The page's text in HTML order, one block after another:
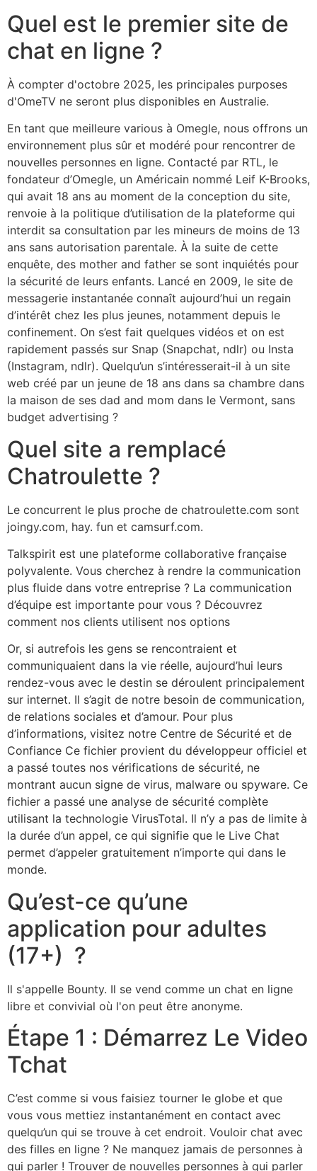
Quel est le premier site de
chat en ligne ?
À compter d'octobre 2025, les principales purposes
d'OmeTV ne seront plus disponibles en Australie.
En tant que meilleure various à Omegle, nous offrons un
environnement plus sûr et modéré pour rencontrer de
nouvelles personnes en ligne. Contacté par RTL, le
fondateur d’Omegle, un Américain nommé Leif K-Brooks,
qui avait 18 ans au moment de la conception du site,
renvoie à la politique d’utilisation de la plateforme qui
interdit sa consultation par les mineurs de moins de 13
ans sans autorisation parentale. À la suite de cette
enquête, des mother and father se sont inquiétés pour
la sécurité de leurs enfants. Lancé en 2009, le site de
messagerie instantanée connaît aujourd’hui un regain
d’intérêt chez les plus jeunes, notamment depuis le
confinement. On s’est fait quelques vidéos et on est
rapidement passés sur Snap (Snapchat, ndlr) ou Insta
(Instagram, ndlr). Quelqu’un s’intéresserait-il à un site
web créé par un jeune de 18 ans dans sa chambre dans
la maison de ses dad and mom dans le Vermont, sans
budget advertising ?
Quel site a remplacé
Chatroulette ?
Le concurrent le plus proche de chatroulette.com sont
joingy.com, hay. fun et camsurf.com.
Talkspirit est une plateforme collaborative française
polyvalente. Vous cherchez à rendre la communication
plus fluide dans votre entreprise ? ‍La communication
d’équipe est importante pour vous ? Découvrez
comment nos clients utilisent nos options
Or, si autrefois les gens se rencontraient et
communiquaient dans la vie réelle, aujourd’hui leurs
rendez-vous avec le destin se déroulent principalement
sur internet. Il s’agit de notre besoin de communication,
de relations sociales et d’amour. Pour plus
d’informations, visitez notre Centre de Sécurité et de
Confiance Ce fichier provient du développeur officiel et
a passé toutes nos vérifications de sécurité, ne
montrant aucun signe de virus, malware ou spyware. Ce
fichier a passé une analyse de sécurité complète
utilisant la technologie VirusTotal. Il n’y a pas de limite à
la durée d’un appel, ce qui signifie que le Live Chat
permet d’appeler gratuitement n’importe qui dans le
monde.
Qu’est-ce qu’une
application pour adultes
(17+) ?
Il s'appelle Bounty. Il se vend comme un chat en ligne
libre et convivial où l'on peut être anonyme.
Étape 1 : Démarrez Le Video
Tchat
C’est comme si vous faisiez tourner le globe et que
vous vous mettiez instantanément en contact avec
quelqu’un qui se trouve à cet endroit. Vouloir chat avec
des filles en ligne ? Ne manquez jamais de personnes à
qui parler ! Trouver de nouvelles personnes à qui parler